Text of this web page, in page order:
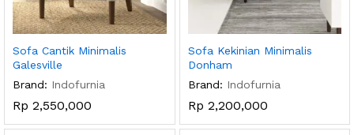
Sofa Cantik Minimalis
Galesville
Brand: Indofurnia
Rp 2,550,000
Sofa Kekinian Minimalis
Donham
Brand: Indofurnia
Rp 2,200,000